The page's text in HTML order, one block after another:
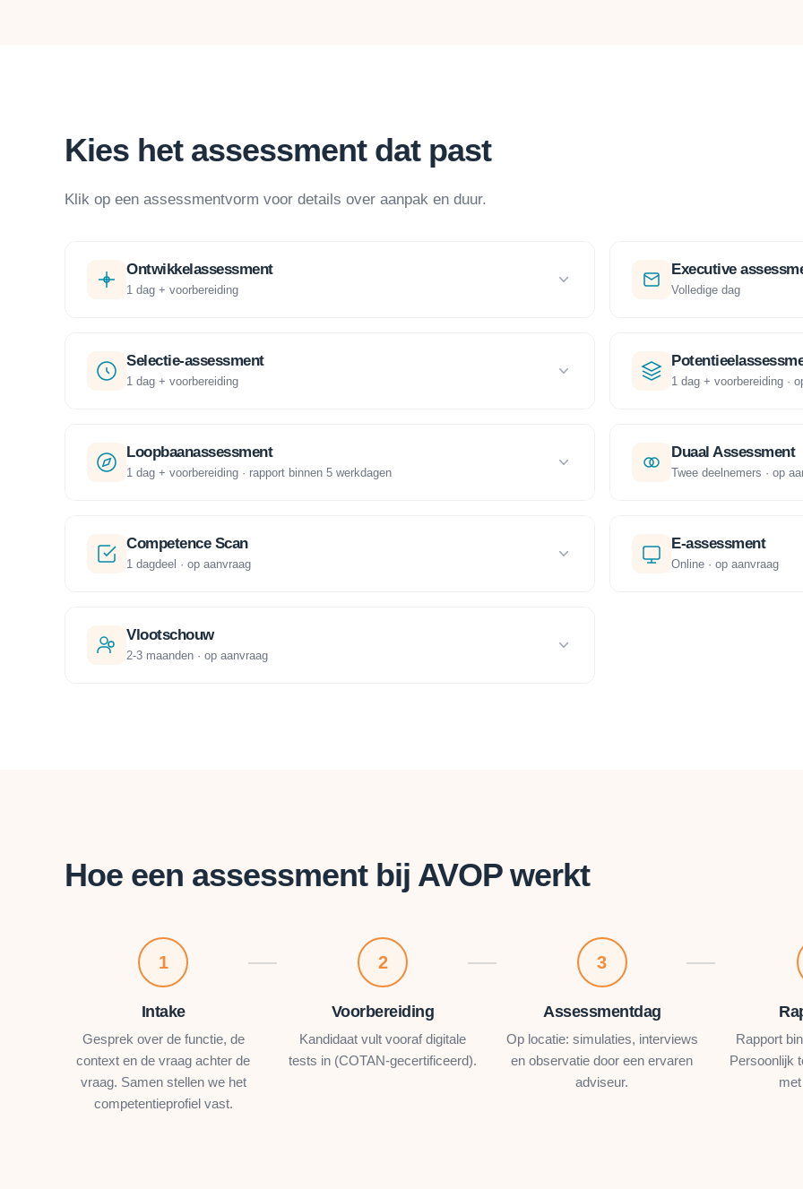
Kies het assessment dat past
Klik op een assessmentvorm voor details over aanpak en duur.
Ontwikkelassessment
1 dag + voorbereiding
Executive
Volledige dag
Selectie-assessment
1 dag + voorbereiding 1 dag + voorbereiding ·
Loopbaanassessment
1 dag + voorbereiding · rapport binnen 5 werkdagen
Duaal Assessment
Twee deelnemers · op
Competence Scan
1 dagdeel · op aanvraag
E-assessment
Online · op aanvraag
Vlootschouw
2-3 maanden · op aanvraag
Hoe een assessment bij AVOP werkt
1
Intake
Gesprek over de functie, de
context en de vraag achter de
vraag. Samen stellen we het
competentieprofiel vast.
2
Voorbereiding
Kandidaat vult vooraf digitale
tests in (COTAN-gecertificeerd).
3
Assessmentdag
Op locatie: simulaties, interviews
en observatie door een ervaren
adviseur.
Rapport
Persoonlijk